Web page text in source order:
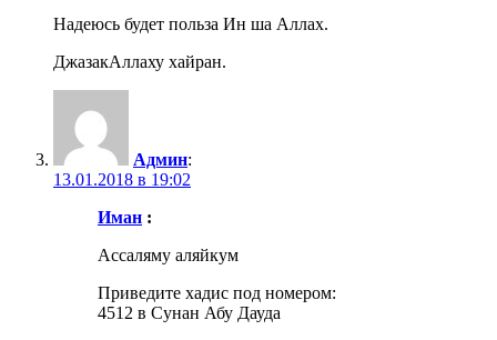
Надеюсь будет польза Ин ша Аллах.
ДжазакАллаху хайран.
Админ:
13.01.2018 в 19:02
Иман :
Ассаляму аляйкум
Приведите хадис под номером:
4512 в Сунан Абу Дауда